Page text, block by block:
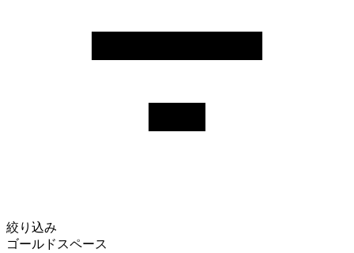
絞り込み
ゴールドスペース